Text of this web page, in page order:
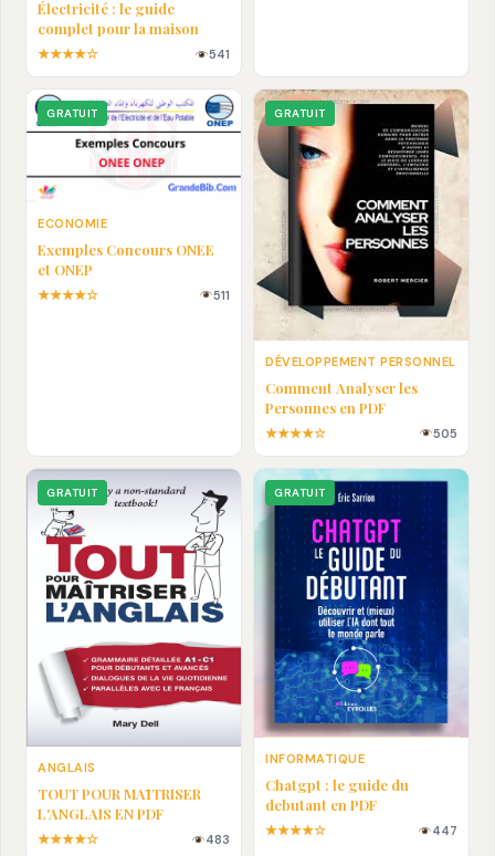
Électricité : le guide
complet pour la maison
★★★★☆ 541
GRATUIT
ECONOMIE
Exemples Concours ONEE
et ONEP
★★★★☆ 511
GRATUIT
DÉVELOPPEMENT PERSONNEL
Comment Analyser les
Personnes en PDF
★★★★☆ 505
GRATUIT
ANGLAIS
TOUT POUR MAȊTRISER
L'ANGLAIS EN PDF
★★★★☆ 483
GRATUIT
INFORMATIQUE
Chatgpt : le guide du
debutant en PDF
★★★★☆ 447